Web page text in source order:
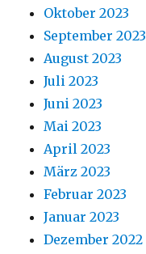
Oktober 2023
September 2023
August 2023
Juli 2023
Juni 2023
Mai 2023
April 2023
März 2023
Februar 2023
Januar 2023
Dezember 2022